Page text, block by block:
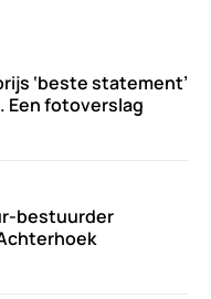
‘beste statement’
Een fotoverslag
bestuurder